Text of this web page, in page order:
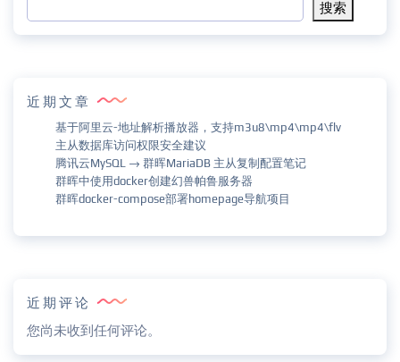
搜索
近期文章
基于阿里云-地址解析播放器，支持m3u8\mp4\mp4\flv
主从数据库访问权限安全建议
腾讯云MySQL → 群晖MariaDB 主从复制配置笔记
群晖中使用docker创建幻兽帕鲁服务器
群晖docker-compose部署homepage导航项目
近期评论
您尚未收到任何评论。